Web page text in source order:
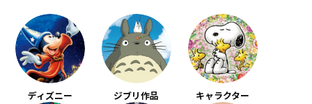
ディズニー ジブリ作品 キャラクター